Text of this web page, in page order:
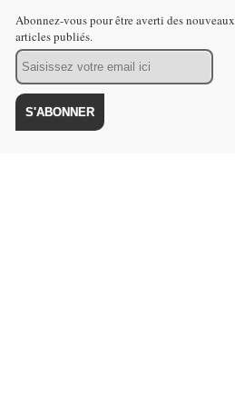
Abonnez-vous pour être averti des nouveaux
articles publiés.
Email